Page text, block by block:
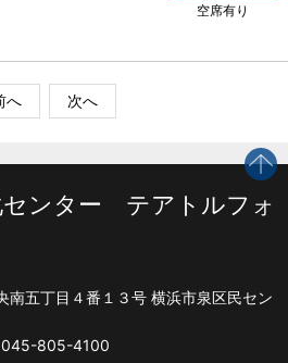
空席有り
へ 次へ
センター テアトルフォ
南五丁目４番１３号 横浜市泉区民セン
805-4100